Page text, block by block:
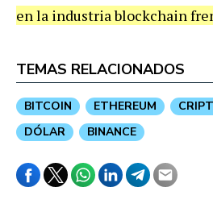
en la industria blockchain
TEMAS RELACIONADOS
BITCOIN ETHEREUM
DÓLAR
BINANCE